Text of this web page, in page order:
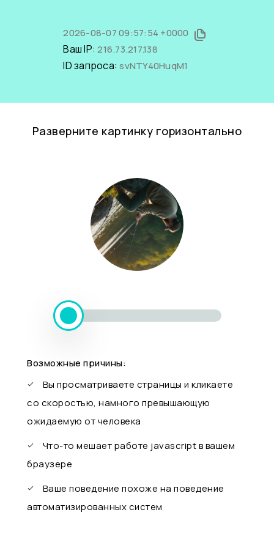
2026-08-07 09:57:54 +0000
Ваш IP:216.73.217.138
ID запроса:svNTY40HuqM1
Разверните картинку горизонтально
Возможные причины:
Вы просматриваете страницы и кликаете
со скоростью, намного превышающую
ожидаемую от человека
Что-то мешает работе javascript в вашем
браузере
Ваше поведение похоже на поведение
автоматизированных систем